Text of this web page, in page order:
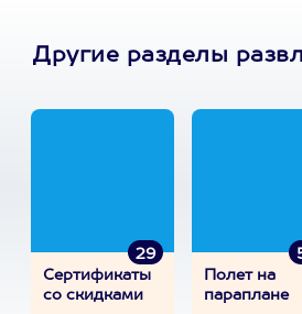
Другие разделы
29
Сертификаты
со скидками
Полет на
параплане